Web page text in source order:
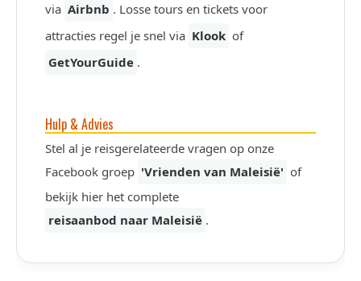
via Airbnb . Losse tours en tickets voor
attracties regel je snel via Klook of
GetYourGuide .
Hulp & Advies
Stel al je reisgerelateerde vragen op onze
Facebook groep 'Vrienden van Maleisië' of
bekijk hier het complete
reisaanbod naar Maleisië .